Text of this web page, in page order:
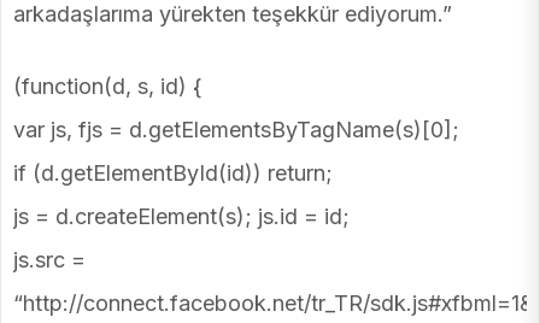
arkadaşlarıma yürekten teşekkür ediyorum.”
(function(d, s, id) {
var js, fjs = d.getElementsByTagName(s)[0];
if (d.getElementById(id)) return;
js = d.createElement(s); js.id = id;
js.src =
“http://connect.facebook.net/tr_TR/